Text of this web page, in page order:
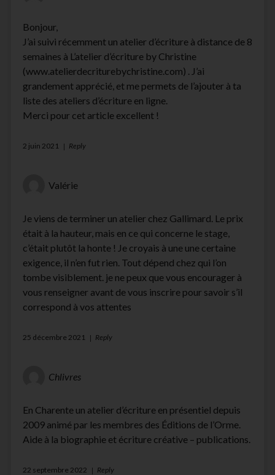
Bonjour,
J’ai suivi récemment un atelier d’écriture à distance de 8
semaines à L’atelier d’écriture by Christine
(www.atelierdecriturebychristine.com) . J’ai
grandement apprécié, et me permets de l’ajouter à ta
liste des ateliers d’écriture en ligne.
Merci pour cet article excellent !
2 juin 2021 Reply
Valérie
Je viens de terminer un atelier chez Gallimard. Le prix
était à la hauteur, mais en ce qui concerne le stage,
c’était plutôt la honte ! Je croyais à une une certaine
exigence, il n’en fut rien. Tout dépend chez qui l’on
tombe visiblement. je ne peux que vous encourager à
vous renseigner avant de vous inscrire pour savoir s’il
correspond à vos attentes
25 décembre 2021 Reply
Chlivres
En Charente un atelier d’écriture en présentiel depuis
2009 animé par les membres des Éditions de l’Orme.
Aide à la biographie et écriture créative – publications.
22 septembre 2022 Reply